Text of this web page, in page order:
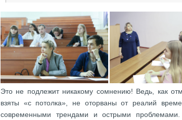
Это не подлежит никакому сомнению! Ведь, как
взяты «с потолка», не оторваны от реалий
современными трендами и острыми проблемами.